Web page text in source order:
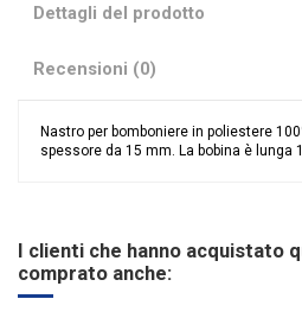
Dettagli del prodotto
Recensioni (0)
Nastro per bomboniere in poliestere
spessore da 15 mm. La bobina è lunga
Grandi affari
Anno
I clienti che hanno acquistato
comprato anche: